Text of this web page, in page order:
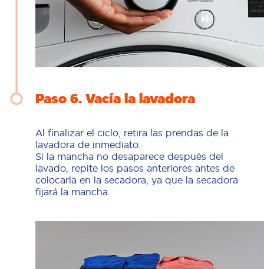
Paso 6 Vacía la lavadora
Al finalizar el ciclo, retira las prendas de la
lavadora de inmediato.
Si la mancha no desaparece después del
lavado, repite los pasos anteriores antes de
colocarla en la secadora, ya que la secadora
fijará la mancha.